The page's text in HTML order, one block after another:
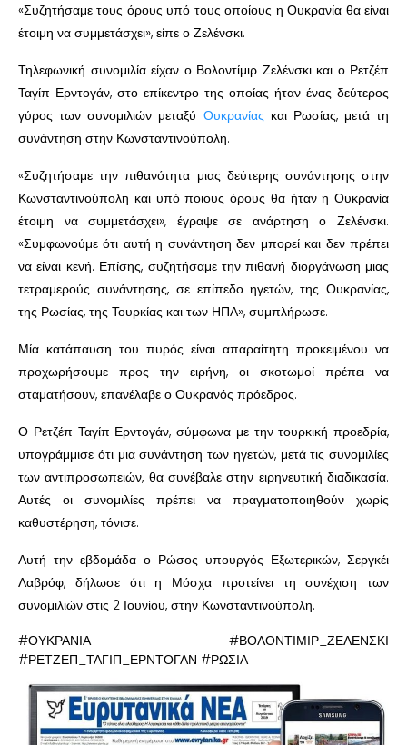
«Συζητήσαμε τους όρους υπό τους οποίους η Ουκρανία θα είναι
έτοιμη να συμμετάσχει», είπε ο Ζελένσκι.
Τηλεφωνική συνομιλία είχαν ο Βολοντίμιρ Ζελένσκι και ο Ρετζέπ
Ταγίπ Ερντογάν, στο επίκεντρο της οποίας ήταν ένας δεύτερος
γύρος των συνομιλιών μεταξύ Ουκρανίας και Ρωσίας, μετά τη
συνάντηση στην Κωνσταντινούπολη.
«Συζητήσαμε την πιθανότητα μιας δεύτερης συνάντησης στην
Κωνσταντινούπολη και υπό ποιους όρους θα ήταν η Ουκρανία
έτοιμη να συμμετάσχει», έγραψε σε ανάρτηση ο Ζελένσκι.
«Συμφωνούμε ότι αυτή η συνάντηση δεν μπορεί και δεν πρέπει
να είναι κενή. Επίσης, συζητήσαμε την πιθανή διοργάνωση μιας
τετραμερούς συνάντησης, σε επίπεδο ηγετών, της Ουκρανίας,
της Ρωσίας, της Τουρκίας και των ΗΠΑ», συμπλήρωσε.
Μία κατάπαυση του πυρός είναι απαραίτητη προκειμένου να
προχωρήσουμε προς την ειρήνη, οι σκοτωμοί πρέπει να
σταματήσουν, επανέλαβε ο Ουκρανός πρόεδρος.
Ο Ρετζέπ Ταγίπ Ερντογάν, σύμφωνα με την τουρκική προεδρία,
υπογράμμισε ότι μια συνάντηση των ηγετών, μετά τις συνομιλίες
των αντιπροσωπειών, θα συνέβαλε στην ειρηνευτική διαδικασία.
Αυτές οι συνομιλίες πρέπει να πραγματοποιηθούν χωρίς
καθυστέρηση, τόνισε.
Αυτή την εβδομάδα ο Ρώσος υπουργός Εξωτερικών, Σεργκέι
Λαβρόφ, δήλωσε ότι η Μόσχα προτείνει τη συνέχιση των
συνομιλιών στις 2 Ιουνίου, στην Κωνσταντινούπολη.
#ΟΥΚΡΑΝΙΑ #ΒΟΛΟΝΤΙΜΙΡ_ΖΕΛΕΝΣΚΙ
#ΡΕΤΖΕΠ_ΤΑΓΙΠ_ΕΡΝΤΟΓΑΝ #ΡΩΣΙΑ